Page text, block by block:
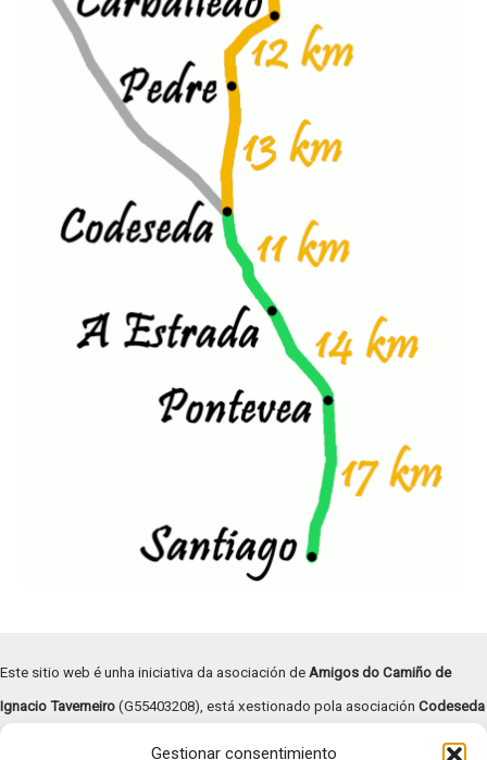
Gestionar consentimiento
Este sitio web é unha iniciativa da asociación de Amigos do Camiño de
Ignacio Taverneiro (G55403208), está xestionado pola asociación Codeseda